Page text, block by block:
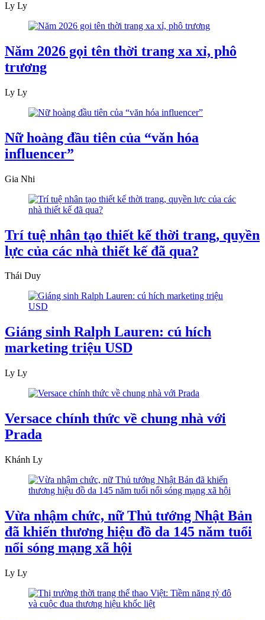
Ly Ly
Năm 2026 gọi tên thời trang xa xỉ, phô
trương
Ly Ly
Nữ hoàng đầu tiên của “văn hóa
influencer”
Gia Nhi
Trí tuệ nhân tạo thiết kế thời trang, quyền
lực của các nhà thiết kế đã qua?
Thái Duy
Giáng sinh Ralph Lauren: cú hích
marketing triệu USD
Ly Ly
Versace chính thức về chung nhà với
Prada
Khánh Ly
Vừa nhậm chức, nữ Thủ tướng Nhật Bản
đã khiến thương hiệu đồ da 145 năm tuổi
nổi sóng mạng xã hội
Ly Ly